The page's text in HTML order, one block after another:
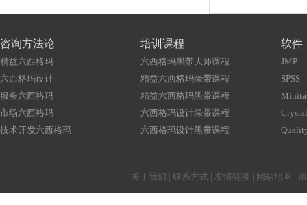
咨询方法论
精益六西格玛
六西格玛设计
服务六西格玛
市场六西格玛
技术开发六西格玛
培训课程
六西格玛黑带大师课程
精益六西格玛绿带课程
精益六西格玛黑带课程
六西格玛设计绿带课程
六西格玛设计黑带课程
软件
JMP
SPSS
关于我们 | 联系方式 | 友情链接 | 网站地图 |